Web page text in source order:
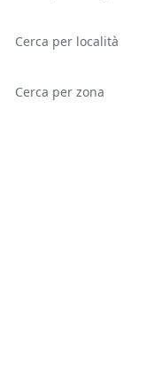
Cerca per località
Cerca per zona